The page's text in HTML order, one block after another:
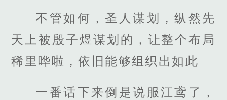
不管如何，圣人谋划，纵然先
天上被殷子煜谋划的，让整个布局
稀里哗啦，依旧能够组织出如此
一番话下来倒是说服江鸢了，